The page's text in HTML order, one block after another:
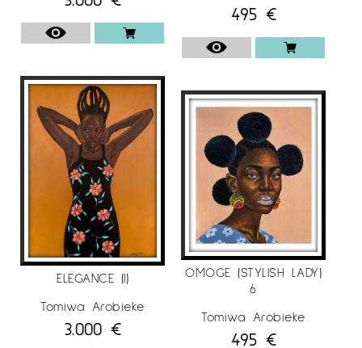
ELEGANCE (I)
Tomiwa Arobieke
3.000 €
495 €
OMOGE (STYLISH LADY)
6
Tomiwa Arobieke
495 €